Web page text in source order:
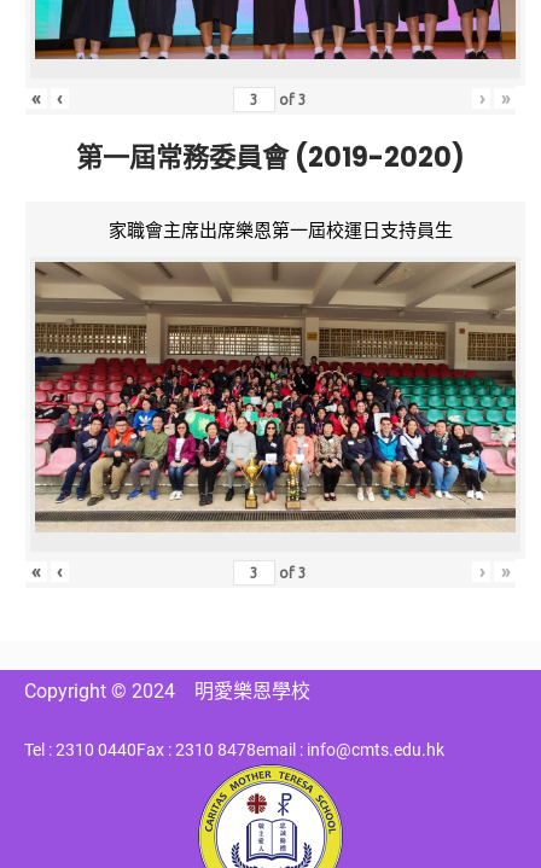
« ‹ of3 › »
第一屆常務委員會 (2019-2020)
家職會主席出席樂恩第一屆校運日支持員生
« ‹ of3 › »
Copyright © 2024 明愛樂恩學校
Tel : 2310 0440Fax : 2310 8478email : info@cmts.edu.hk